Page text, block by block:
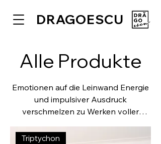
DRAGOESCU
Alle Produkte
Emotionen auf die Leinwand Energie
und impulsiver Ausdruck
verschmelzen zu Werken voller
Triptychon